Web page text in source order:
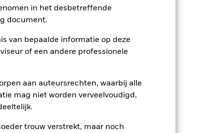
in het desbetreffende
document.
van bepaalde informatie op deze
of een andere professionele
aan auteursrechten, waarbij alle
mag niet worden verveelvoudigd,
trouw verstrekt, maar noch
niet profiteren van een dergelijke
voor veranderingen in de
is het mogelijk dat beleggers niet
een stuk kleiner worden en een
met een fonds zonder een
als tegenpartij voor afgeleide
aangehouden effect is mogelijk